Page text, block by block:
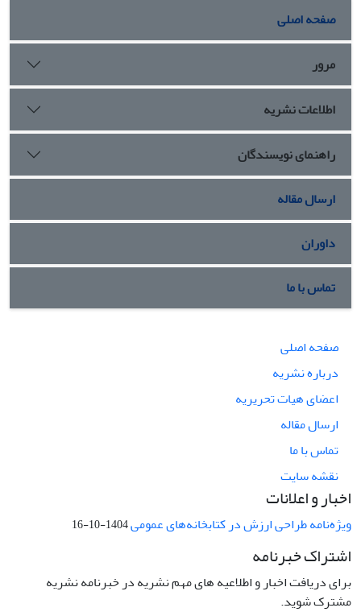
صفحه اصلی
مرور
اطلاعات نشریه
راهنمای نویسندگان
ارسال مقاله
داوران
تماس با ما
صفحه اصلی
درباره نشریه
اعضای هیات تحریریه
ارسال مقاله
تماس با ما
نقشه سایت
اخبار و اعلانات
ویژه‌نامه طراحی ارزش در کتابخانه‌های عمومی1404-10-16
اشتراک خبرنامه
برای دریافت اخبار و اطلاعیه های مهم نشریه در خبرنامه نشریه
مشترک شوید.